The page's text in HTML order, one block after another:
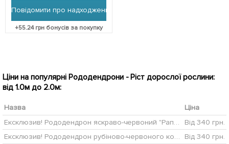
Повідомити про надходження
+55.24грн бонусів за покупку
Ціни на популярні Рододендрони - Ріст дорослої рослини:
від 1.0м до 2.0м:
Назва
Ціна
Ексклюзив! Рододендрон яскраво-червоний "Рапсодія" (преміальний, підходить для живоплоту)
Від 340 грн.
Ексклюзив! Рододендрон рубіново-червоного кольору "Вогонь великого міста" (Big city fire) (преміальний, довгоквітучий, стійкий до шкідників сорт)
Від 340 грн.